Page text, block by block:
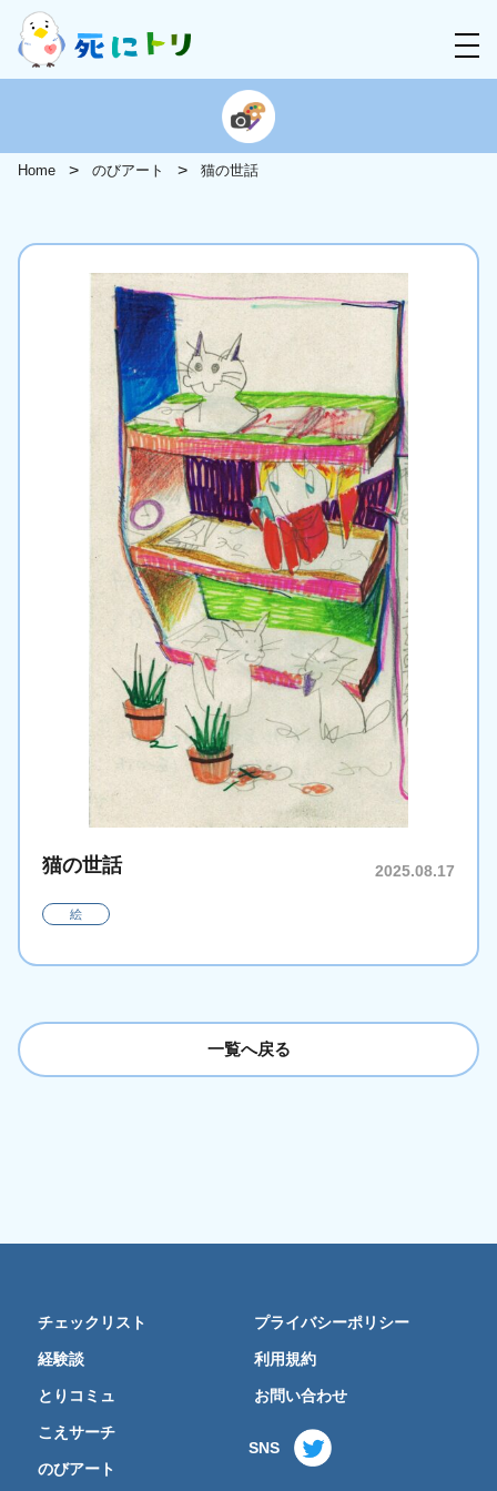
Home のびアート 猫の世話
猫の世話 2025.08.17
絵
一覧へ戻る
チェックリスト
経験談
とりコミュ
こえサーチ
のびアート
プライバシーポリシー
利用規約
お問い合わせ
SNS